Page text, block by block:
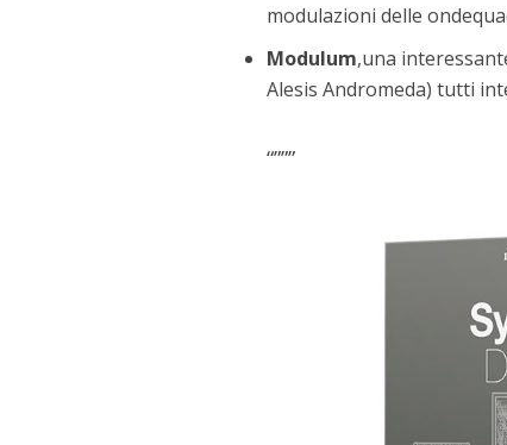
modulazioni delle
Modulum,una
Alesis Andromeda) tutti
“”””